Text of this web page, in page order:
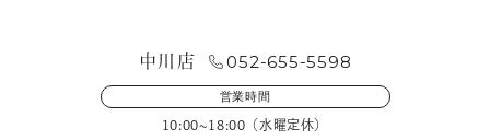
中川店 052-655-5598
営業時間
10:00~18:00（水曜定休）